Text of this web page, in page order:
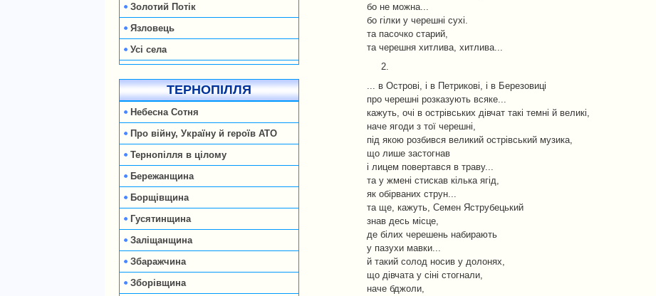
Золотий Потік
Язловець
Усі села
ТЕРНОПІЛЛЯ
Небесна Сотня
Про війну, Україну й героїв АТО
Тернопілля в цілому
Бережанщина
Борщівщина
Гусятинщина
Заліщанщина
Збаражчина
Зборівщина
бо не можна...
бо гілки у черешні сухі.
та пасочко старий,
та черешня хитлива, хитлива...
2.
... в Острові, і в Петрикові, і в Березовиці
про черешні розказують всяке...
кажуть, очі в острівських дівчат такі темні й великі,
наче ягоди з тої черешні,
під якою розбився великий острівський музика,
що лише застогнав
і лицем повертався в траву...
та у жмені стискав кілька ягід,
як обірваних струн...
та ще, кажуть, Семен Яструбецький
знав десь місце,
де білих черешень набирають
у пазухи мавки...
й такий солод носив у долонях,
що дівчата у сіні стогнали,
наче бджоли,